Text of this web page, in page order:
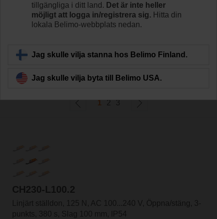
Läs mer
52resultat hittades
1 2 3
CH230-L100.2
Linjärt ställdon, 125 N, AC 100...240 V, Öppna/stäng, 3-
punkts, 380 s, Slag 100 mm, IP54
tillgängliga i ditt land. Det är inte heller
möjligt att logga in/registrera sig. Hitta din
lokala Belimo-webbplats nedan.
Jag skulle vilja stanna hos Belimo Finland.
Jag skulle vilja byta till Belimo USA.